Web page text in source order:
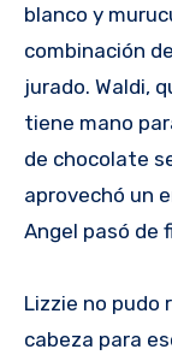
blanco y
combinación
jurado. Waldi,
tiene mano
de chocolate
aprovechó un
Angel pasó de
Lizzie no pudo
cabeza para